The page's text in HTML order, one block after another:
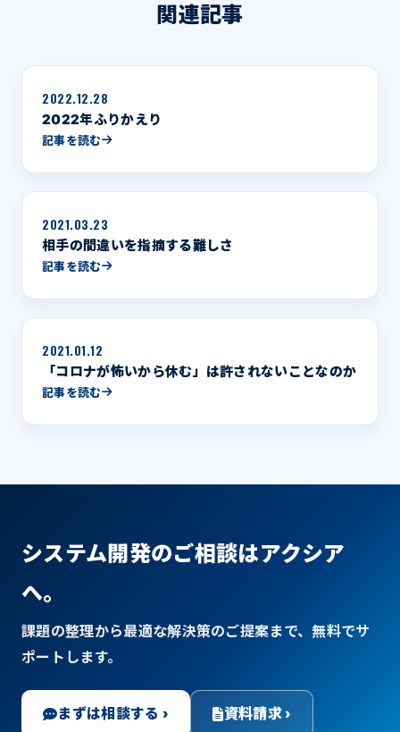
関連記事
2022.12.28
2022年ふりかえり
記事を読む
2021.03.23
相手の間違いを指摘する難しさ
記事を読む
2021.01.12
「コロナが怖いから休む」は許されないことなのか
記事を読む
システム開発のご相談はアクシア
へ。
課題の整理から最適な解決策のご提案まで、無料でサ
ポートします。
まずは相談する › 資料請求 ›